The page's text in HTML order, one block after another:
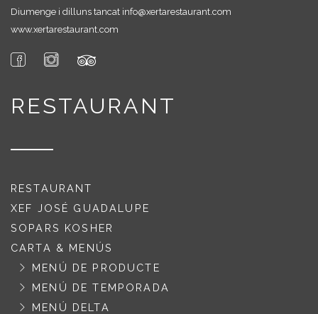
Diumenge i dilluns tancat info@xertarestaurant.com
www.xertarestaurant.com
RESTAURANT
RESTAURANT
XEF JOSÉ GUADALUPE
SOPARS KOSHER
CARTA & MENÚS
MENÚ DE PRODUCTE
MENÚ DE TEMPORADA
MENÚ DELTA